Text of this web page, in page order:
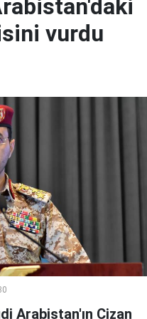
vurdu
Arabistan'ın Cizan